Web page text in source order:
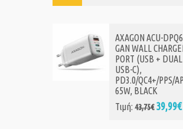
AXAGON ACU-
GAN WALL
PORT (USB + DUAL
USB-C),
PD3.0/QC4+/PPS/
65W, BLACK
Τιμή:43,75€ 39,99€